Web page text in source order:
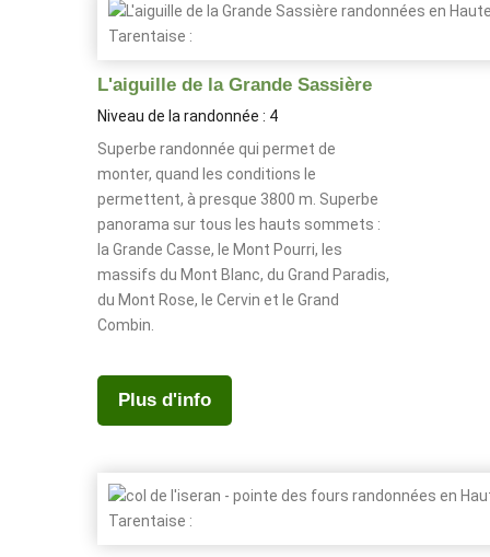
L'aiguille de la Grande Sassière
Niveau de la randonnée : 4
Superbe randonnée qui permet de
monter, quand les conditions le
permettent, à presque 3800 m. Superbe
panorama sur tous les hauts sommets :
la Grande Casse, le Mont Pourri, les
massifs du Mont Blanc, du Grand Paradis,
du Mont Rose, le Cervin et le Grand
Combin.
Plus d'info